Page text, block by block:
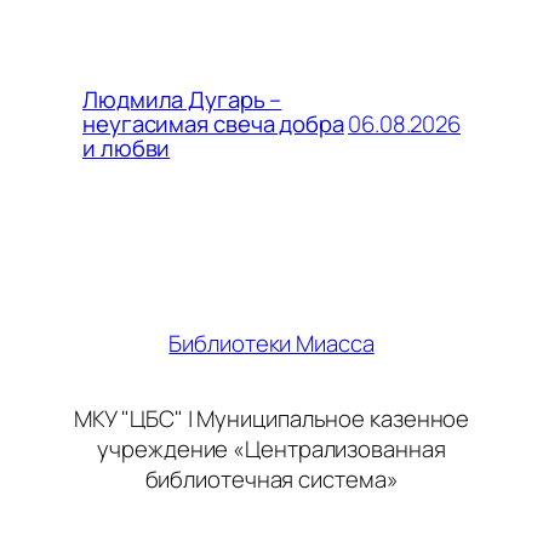
Людмила Дугарь –
неугасимая свеча добра
и любви
06.08.2026
Библиотеки Миасса
МКУ "ЦБС" | Муниципальное казенное
учреждение «Централизованная
библиотечная система»